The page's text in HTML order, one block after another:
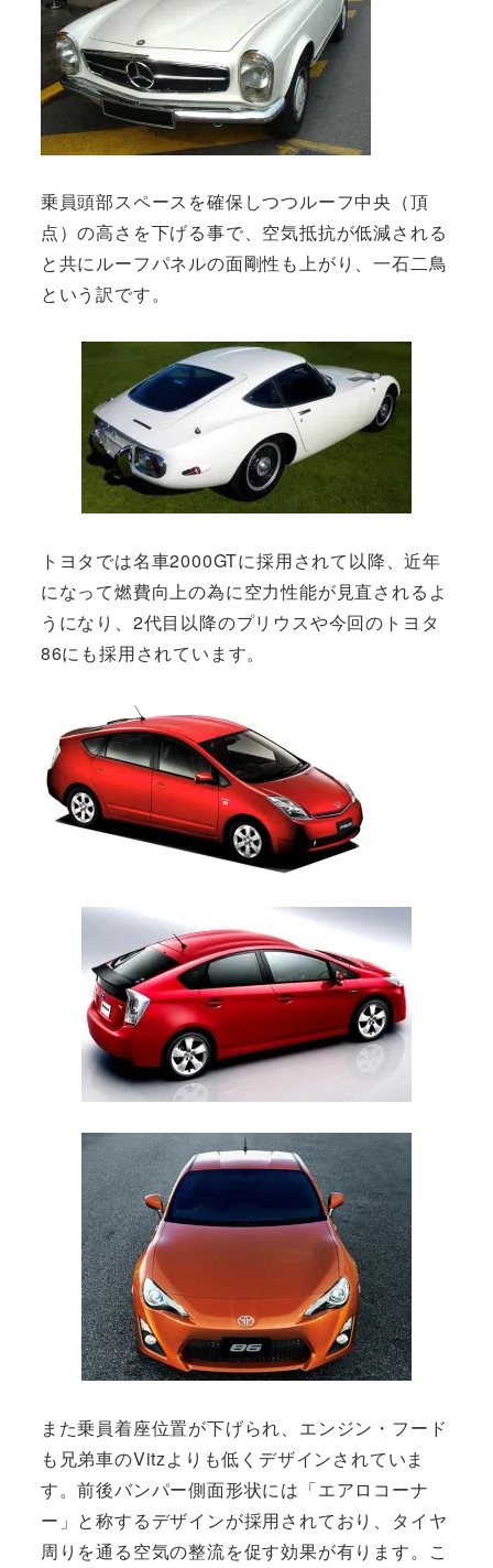
乗員頭部スペースを確保しつつルーフ中央（頂
点）の高さを下げる事で、空気抵抗が低減される
と共にルーフパネルの面剛性も上がり、一石二鳥
という訳です。
トヨタでは名車2000GTに採用されて以降、近年
になって燃費向上の為に空力性能が見直されるよ
うになり、2代目以降のプリウスや今回のトヨタ
86にも採用されています。
また乗員着座位置が下げられ、エンジン・フード
も兄弟車のVitzよりも低くデザインされていま
す。前後バンパー側面形状には「エアロコーナ
ー」と称するデザインが採用されており、タイヤ
周りを通る空気の整流を促す効果が有ります。こ